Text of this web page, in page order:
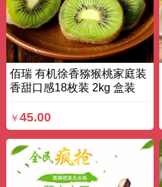
佰瑞 有机徐香猕猴桃家庭装
香甜口感18枚装 2kg 盒装
￥ 45.00